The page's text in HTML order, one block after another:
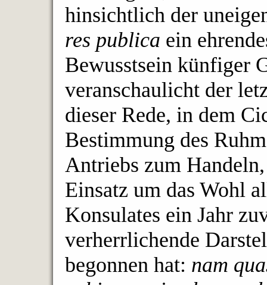
hinsichtlich der
res publica ein
Bewusstsein künfiger
veranschaulicht der
dieser Rede, in dem
Bestimmung des
Antriebs zum
Einsatz um das Wohl
Konsulates ein Jahr
verherrlichende
begonnen hat: nam